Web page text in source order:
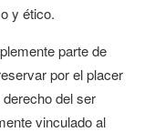
y ético.
parte de
por el placer
del ser
vinculado al